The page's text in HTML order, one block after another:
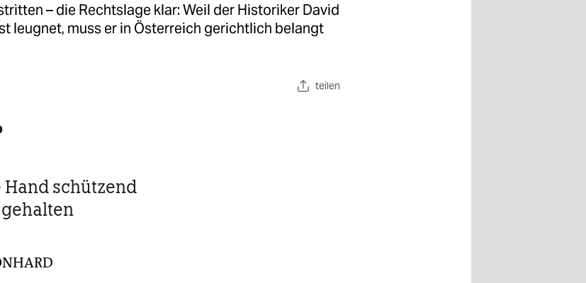
– die Rechtslage klar: Weil der Historiker David
leugnet, muss er in Österreich gerichtlich belangt
teilen
schützend